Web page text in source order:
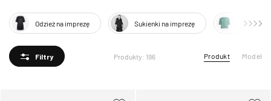
Odzież na imprezę Sukienki na imprezę Topy
Filtry Produkty: 196 Produkt Model